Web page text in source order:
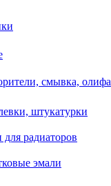
смывка, олифа
штукатурки
радиаторов
эмали